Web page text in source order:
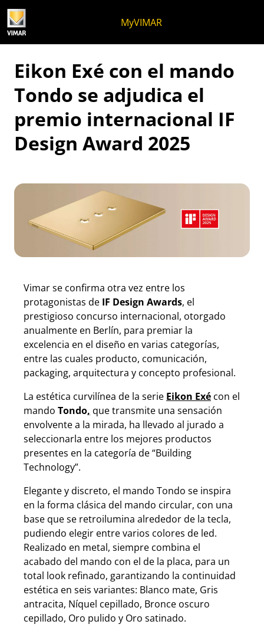
MyVIMAR
Eikon Exé con el mando
Tondo se adjudica el
premio internacional IF
Design Award 2025
Vimar se confirma otra vez entre los
protagonistas de IF Design Awards, el
prestigioso concurso internacional, otorgado
anualmente en Berlín, para premiar la
excelencia en el diseño en varias categorías,
entre las cuales producto, comunicación,
packaging, arquitectura y concepto profesional.
La estética curvilínea de la serie Eikon Exé con el
mando Tondo, que transmite una sensación
envolvente a la mirada, ha llevado al jurado a
seleccionarla entre los mejores productos
presentes en la categoría de “Building
Technology”.
Elegante y discreto, el mando Tondo se inspira
en la forma clásica del mando circular, con una
base que se retroilumina alrededor de la tecla,
pudiendo elegir entre varios colores de led.
Realizado en metal, siempre combina el
acabado del mando con el de la placa, para un
total look refinado, garantizando la continuidad
estética en seis variantes: Blanco mate, Gris
antracita, Níquel cepillado, Bronce oscuro
cepillado, Oro pulido y Oro satinado.